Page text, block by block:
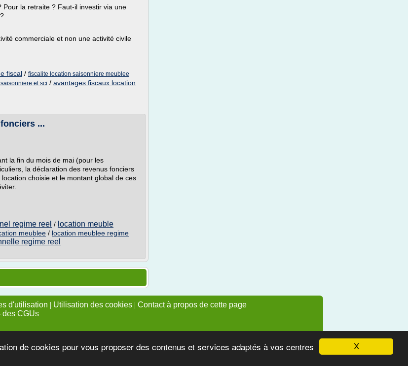
X
de cookies pour vous proposer des contenus et services adaptés à vos centres
la retraite ? Faut-il investir via une
commerciale et non une activité civile
fiscal / fiscalite location saisonniere meublee
et sci / avantages fiscaux location
...
la fin du mois de mai (pour les
la déclaration des revenus fonciers
choisie et le montant global de ces
regime reel / location meuble
meublee / location meublee regime
regime reel
d'utilisation | Utilisation des cookies | Contact à propos de cette page
des CGUs